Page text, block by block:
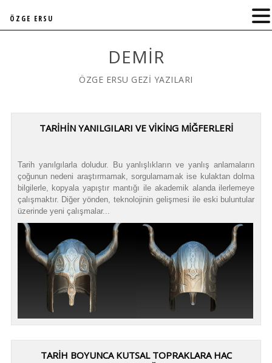
DEMIR
ÖZGE ERSU GEZİ YAZILARI
TARİHİN YANILGILARI VE VİKİNG MİĞFERLERİ
Tarih yanılgılarla doludur. Bu yanlışlıkların ve yanlış anlamaların
çoğunun nedeni araştırmamak, sorgulamamak ise kulaktan dolma
bilgilerle, kopyala yapıştır mantığı ile akademik alanda ilerlemeye
çalışmaktır. Diğer yönden, teknolojinin gelişmesi ile eski buluntular
üzerinde yeni çalışmalar...
TARİH BOYUNCA KUTSAL TOPRAKLARA HAC
ÖZGE ERSU